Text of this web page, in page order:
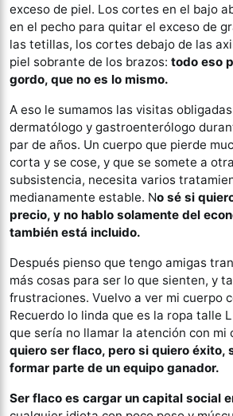
exceso de piel. Los cortes en el bajo
en el pecho para quitar el exceso de
las tetillas, los cortes debajo de las
piel sobrante de los brazos: todo eso
gordo, que no es lo mismo.
A eso le sumamos las visitas
dermatólogo y gastroenterólogo
par de años. Un cuerpo que pierde
corta y se cose, y que se somete a
subsistencia, necesita varios
medianamente estable. No sé si
precio, y no hablo solamente del
también está incluido.
Después pienso que tengo amigas
más cosas para ser lo que sienten, y
frustraciones. Vuelvo a ver mi cuerpo
Recuerdo lo linda que es la ropa talle
que sería no llamar la atención con mi
quiero ser flaco, pero si quiero éxito,
formar parte de un equipo ganador.
Ser flaco es cargar un capital social